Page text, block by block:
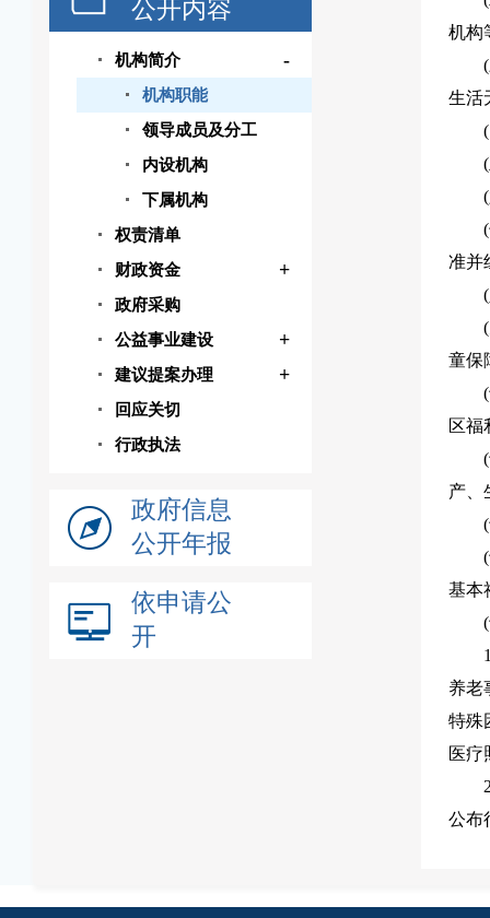
公开内容
机构简介 -
机构职能
领导成员及分工
内设机构
下属机构
权责清单
财政资金
+
政府采购
公益事业建设
+
建议提案办理 +
回应关切
行政执法
政府信息
公开年报
依申请公
开
机构
生活
(七
准并
童保
区福
产、
基本
养老
特殊
医疗
公布